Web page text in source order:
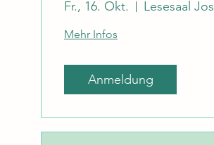
Fr., 16. Okt.
Mehr Infos
Anmeldung